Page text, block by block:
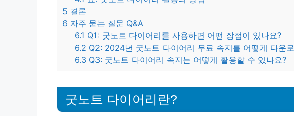
5 결론
6 자주 묻는 질문 Q&A
6.1 Q1: 굿노트 다이어리를 사용하면 어떤 장점이 있나요?
6.2 Q2: 2024년 굿노트 다이어리 무료 속지를 어떻게 다운
6.3 Q3: 굿노트 다이어리 속지는 어떻게 활용할 수 있나요?
굿노트 다이어리란?